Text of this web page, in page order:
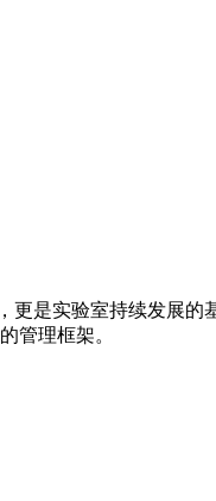
是实验室持续发展的
管理框架。